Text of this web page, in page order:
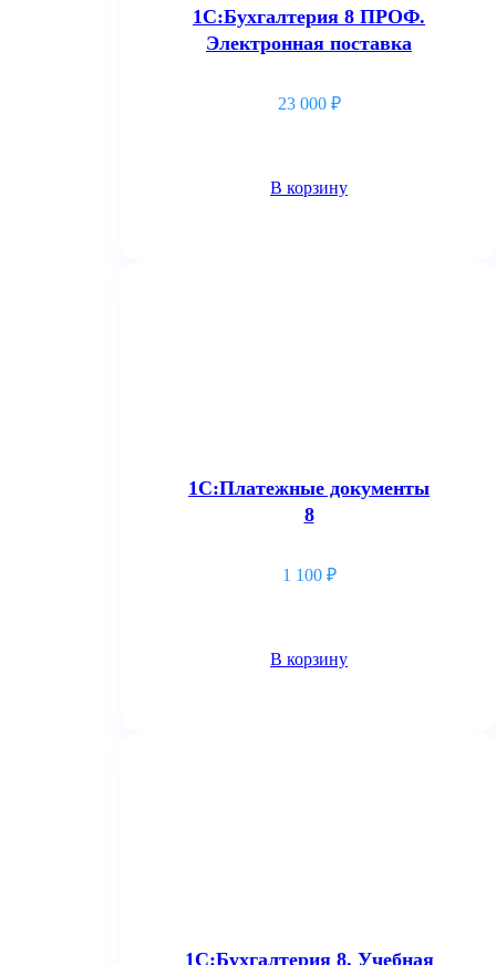
1С:Бухгалтерия 8 ПРОФ.
Электронная поставка
23 000 ₽
В корзину
1С:Платежные документы
8
1 100 ₽
В корзину
1С:Бухгалтерия 8. Учебная